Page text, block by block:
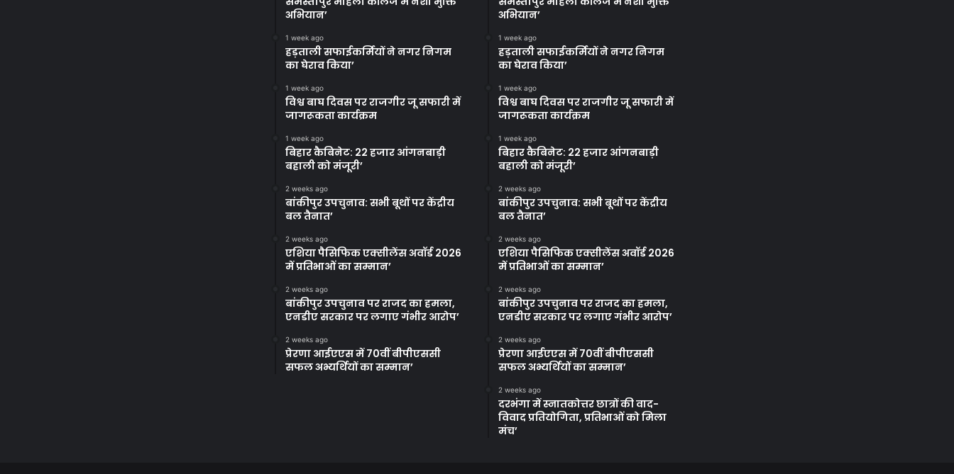
अभियान’
1 week ago
हड़ताली सफाईकर्मियों ने नगर निगम
का घेराव किया’
1 week ago
विश्व बाघ दिवस पर राजगीर जू सफारी में
जागरूकता कार्यक्रम
1 week ago
बिहार कैबिनेट: 22 हजार आंगनबाड़ी
बहाली को मंजूरी’
2 weeks ago
बांकीपुर उपचुनाव: सभी बूथों पर केंद्रीय
बल तैनात’
2 weeks ago
एशिया पैसिफिक एक्सीलेंस अवॉर्ड 2026
में प्रतिभाओं का सम्मान’
2 weeks ago
बांकीपुर उपचुनाव पर राजद का हमला,
एनडीए सरकार पर लगाए गंभीर आरोप’
2 weeks ago
प्रेरणा आईएएस में 70वीं बीपीएससी
सफल अभ्यर्थियों का सम्मान’
अभियान’
1 week ago
हड़ताली सफाईकर्मियों ने नगर निगम
का घेराव किया’
1 week ago
विश्व बाघ दिवस पर राजगीर जू सफारी में
जागरूकता कार्यक्रम
1 week ago
बिहार कैबिनेट: 22 हजार आंगनबाड़ी
बहाली को मंजूरी’
2 weeks ago
बांकीपुर उपचुनाव: सभी बूथों पर केंद्रीय
बल तैनात’
2 weeks ago
एशिया पैसिफिक एक्सीलेंस अवॉर्ड 2026
में प्रतिभाओं का सम्मान’
2 weeks ago
बांकीपुर उपचुनाव पर राजद का हमला,
एनडीए सरकार पर लगाए गंभीर आरोप’
2 weeks ago
प्रेरणा आईएएस में 70वीं बीपीएससी
सफल अभ्यर्थियों का सम्मान’
2 weeks ago
दरभंगा में स्नातकोत्तर छात्रों की वाद-
विवाद प्रतियोगिता, प्रतिभाओं को मिला
मंच’